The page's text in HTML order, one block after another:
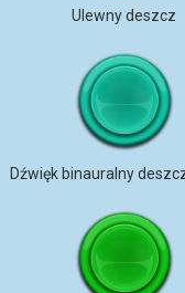
Ulewny deszcz